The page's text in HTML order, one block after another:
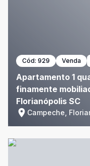
Cód: 929 Venda
Apartamento 1
finamente
Florianópolis SC
Campeche,